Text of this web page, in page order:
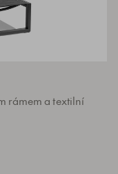
rámem a textilní